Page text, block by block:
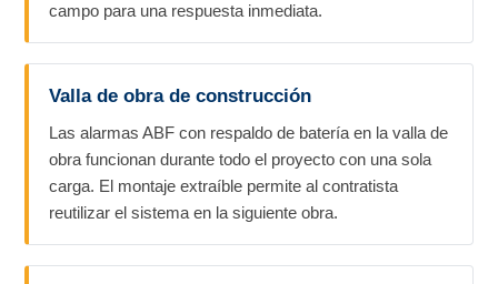
campo para una respuesta inmediata.
Valla de obra de construcción
Las alarmas ABF con respaldo de batería en la valla de
obra funcionan durante todo el proyecto con una sola
carga. El montaje extraíble permite al contratista
reutilizar el sistema en la siguiente obra.